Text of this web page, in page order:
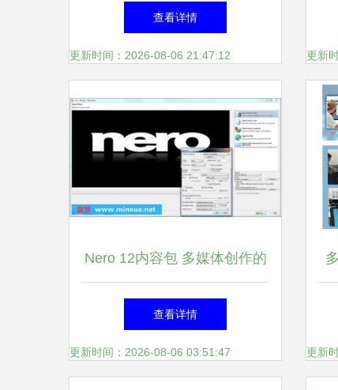
播放无界限的必备软件
查看详情
更新时间：2026-08-06 21:47:12 更新
Nero 12内容包 多媒体创作的
黄金钥匙
查看详情
更新时间：2026-08-06 03:51:47 更新